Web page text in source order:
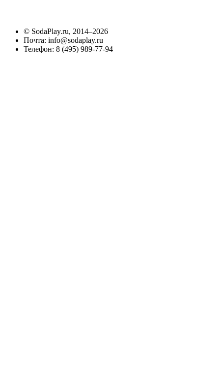
© SodaPlay.ru, 2014–2026
Почта: info@sodaplay.ru
Телефон: 8 (495) 989-77-94